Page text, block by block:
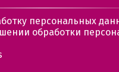
персональных
обработки